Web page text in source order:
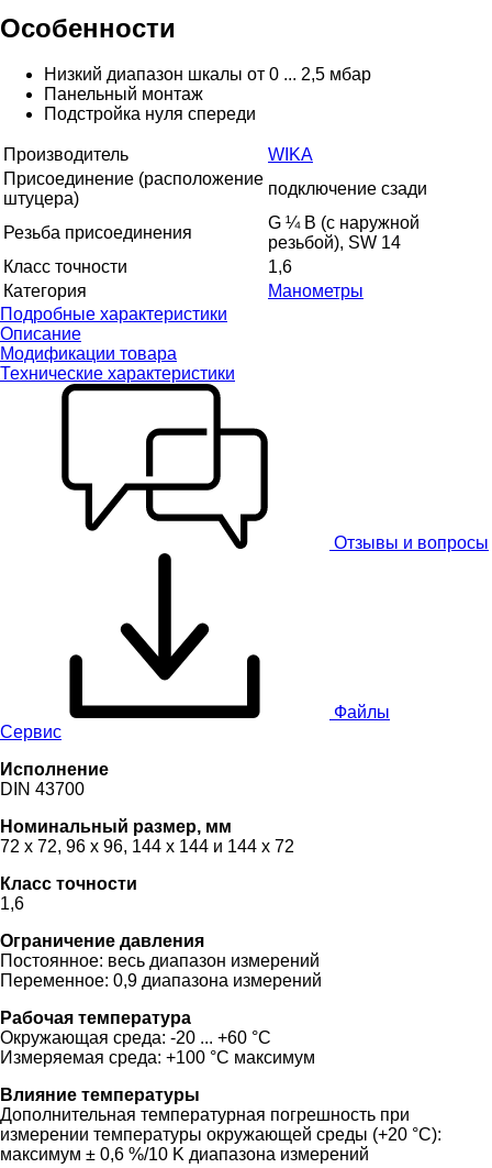
Особенности
Низкий диапазон шкалы от 0 ... 2,5 мбар
Панельный монтаж
Подстройка нуля спереди
Производитель
WIKA
Присоединение (расположение
штуцера)
подключение сзади
Резьба присоединения
G ¼ B (с наружной
резьбой), SW 14
Класс точности
1,6
Категория
Манометры
Подробные характеристики
Описание
Модификации товара
Технические характеристики
Отзывы и вопросы
Файлы
Сервис
Исполнение
DIN 43700
Номинальный размер, мм
72 x 72, 96 x 96, 144 x 144 и 144 x 72
Класс точности
1,6
Ограничение давления
Постоянное: весь диапазон измерений
Переменное: 0,9 диапазона измерений
Рабочая температура
Окружающая среда: -20 ... +60 °C
Измеряемая среда: +100 °C максимум
Влияние температуры
Дополнительная температурная погрешность при
измерении температуры окружающей среды (+20 °C):
максимум ± 0,6 %/10 K диапазона измерений